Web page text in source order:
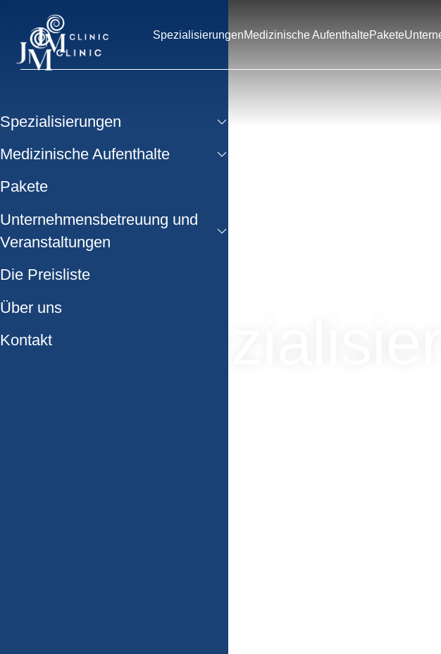
SpezialisierungenMedizinische AufenthaltePakete
Spezialisierungen
Medizinische Aufenthalte
Pakete
Unternehmensbetreuung und
Veranstaltungen
Die Preisliste
Über uns
Kontakt